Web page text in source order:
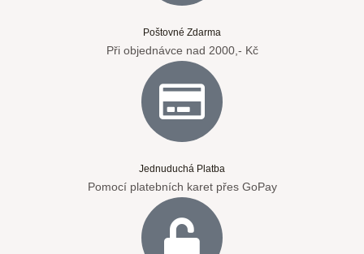
Poštovné Zdarma
Při objednávce nad 2000,- Kč
Jednuduchá Platba
Pomocí platebních karet přes GoPay